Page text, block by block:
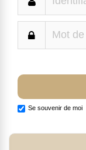
Se souvenir de moi